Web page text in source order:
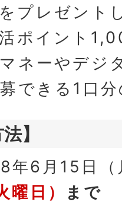
プレゼント
活ポイント
ネーやデジ
できる1口
】
年6月15日
曜日） まで